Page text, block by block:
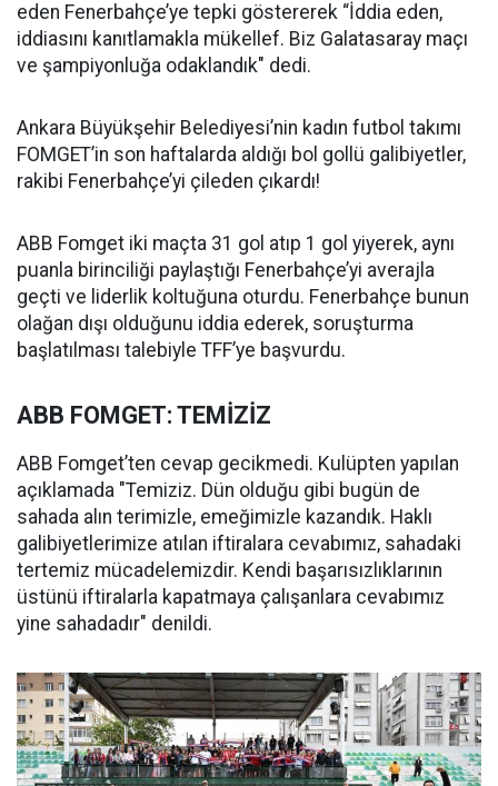
eden Fenerbahçe’ye tepki göstererek “İddia eden,
iddiasını kanıtlamakla mükellef. Biz Galatasaray maçı
ve şampiyonluğa odaklandık" dedi.
Ankara Büyükşehir Belediyesi’nin kadın futbol takımı
FOMGET’in son haftalarda aldığı bol gollü galibiyetler,
rakibi Fenerbahçe’yi çileden çıkardı!
ABB Fomget iki maçta 31 gol atıp 1 gol yiyerek, aynı
puanla birinciliği paylaştığı Fenerbahçe’yi averajla
geçti ve liderlik koltuğuna oturdu. Fenerbahçe bunun
olağan dışı olduğunu iddia ederek, soruşturma
başlatılması talebiyle TFF’ye başvurdu.
ABB FOMGET: TEMİZİZ
ABB Fomget’ten cevap gecikmedi. Kulüpten yapılan
açıklamada "Temiziz. Dün olduğu gibi bugün de
sahada alın terimizle, emeğimizle kazandık. Haklı
galibiyetlerimize atılan iftiralara cevabımız, sahadaki
tertemiz mücadelemizdir. Kendi başarısızlıklarının
üstünü iftiralarla kapatmaya çalışanlara cevabımız
yine sahadadır" denildi.